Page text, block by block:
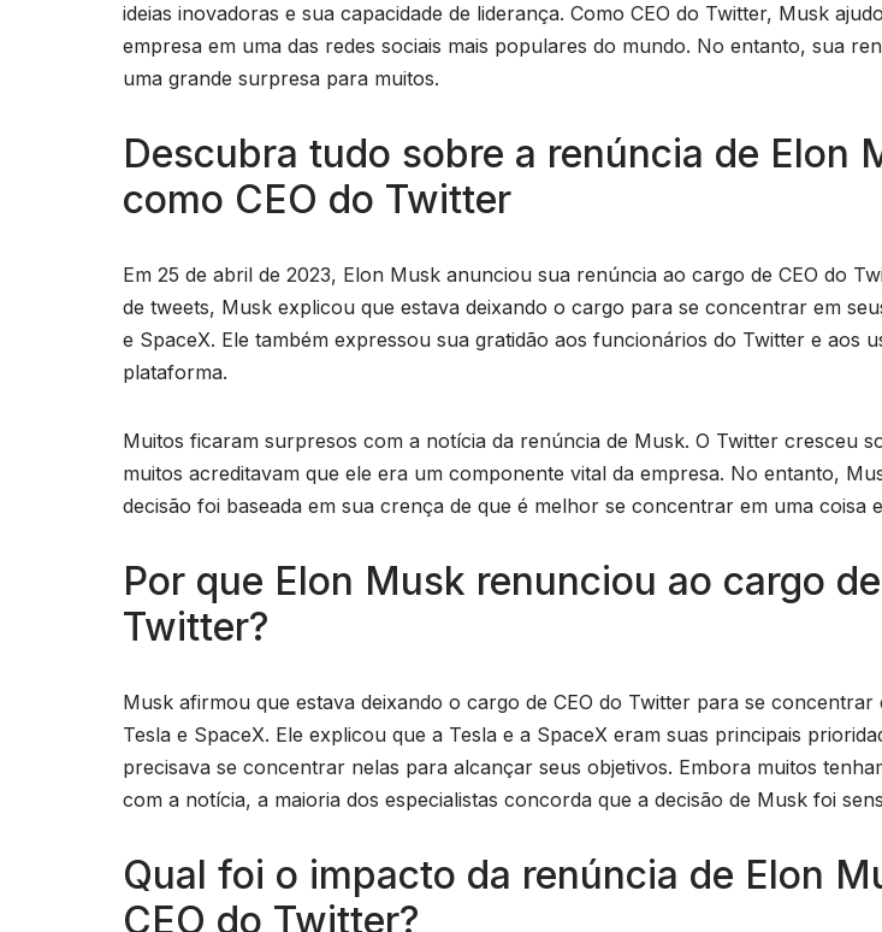
ideias inovadoras e sua capacidade de liderança. Como CEO do Twitter, Musk
empresa em uma das redes sociais mais populares do mundo. No entanto, sua
uma grande surpresa para muitos.
Descubra tudo sobre a renúncia de Elon
como CEO do Twitter
Em 25 de abril de 2023, Elon Musk anunciou sua renúncia ao cargo de CEO do
de tweets, Musk explicou que estava deixando o cargo para se concentrar em
e SpaceX. Ele também expressou sua gratidão aos funcionários do Twitter e aos
plataforma.
Muitos ficaram surpresos com a notícia da renúncia de Musk. O Twitter cresceu
muitos acreditavam que ele era um componente vital da empresa. No entanto,
decisão foi baseada em sua crença de que é melhor se concentrar em uma coisa
Por que Elon Musk renunciou ao cargo
Twitter?
Musk afirmou que estava deixando o cargo de CEO do Twitter para se concentrar
Tesla e SpaceX. Ele explicou que a Tesla e a SpaceX eram suas principais
precisava se concentrar nelas para alcançar seus objetivos. Embora muitos
com a notícia, a maioria dos especialistas concorda que a decisão de Musk foi
Qual foi o impacto da renúncia de Elon
CEO do Twitter?